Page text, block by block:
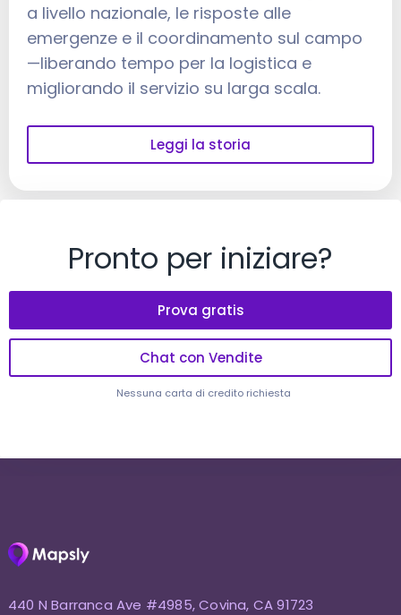
a livello nazionale, le risposte alle
emergenze e il coordinamento sul campo
—liberando tempo per la logistica e
migliorando il servizio su larga scala.
Leggi la storia
Pronto per iniziare?
Prova gratis
Chat con Vendite
Nessuna carta di credito richiesta
440 N Barranca Ave #4985, Covina, CA 91723